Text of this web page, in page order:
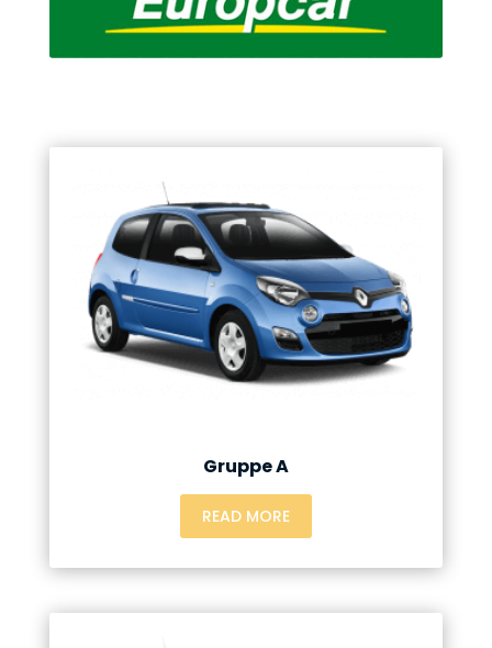
Gruppe A
READ MORE